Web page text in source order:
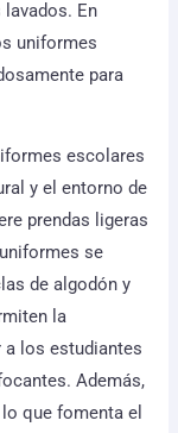
En
uniformes
para
escolares
y el entorno de
prendas ligeras
se
de algodón y
la
a los estudiantes
Además,
que fomenta el